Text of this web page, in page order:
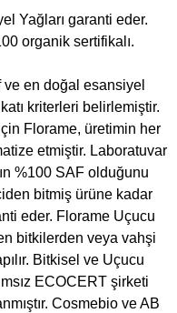
Yağları garanti eder.
organik sertifikalı.
ve en doğal esansiyel
kriterleri belirlemiştir.
Florame, üretimin her
etmiştir. Laboratuvar
%100 SAF olduğunu
bitmiş ürüne kadar
eder. Florame Uçucu
bitkilerden veya vahşi
Bitkisel ve Uçucu
ECOCERT şirketi
Cosmebio ve AB